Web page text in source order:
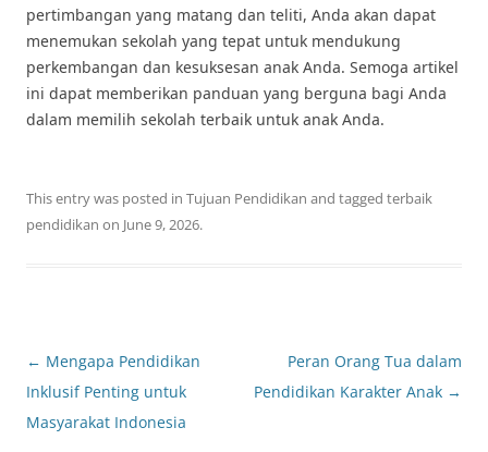
pertimbangan yang matang dan teliti, Anda akan dapat
menemukan sekolah yang tepat untuk mendukung
perkembangan dan kesuksesan anak Anda. Semoga artikel
ini dapat memberikan panduan yang berguna bagi Anda
dalam memilih sekolah terbaik untuk anak Anda.
This entry was posted in Tujuan Pendidikan and tagged terbaik
pendidikan on June 9, 2026.
Post
navigation
← Mengapa Pendidikan
Inklusif Penting untuk
Masyarakat Indonesia
Peran Orang Tua dalam
Pendidikan Karakter Anak →